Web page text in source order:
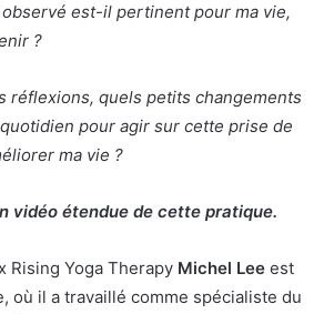
observé est-il pertinent pour ma vie,
?
réflexions, quels petits changements
pour agir sur cette prise de
ma vie ?
vidéo étendue de cette pratique.
Rising Yoga Therapy Michel Lee est
où il a travaillé comme spécialiste du